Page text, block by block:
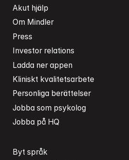
Akut hjälp
Om Mindler
Press
Investor relations
Ladda ner appen
Kliniskt kvalitetsarbete
Personliga berättelser
Jobba som psykolog
Jobba på HQ
Byt språk